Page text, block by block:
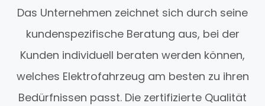
Das Unternehmen zeichnet sich durch seine
kundenspezifische Beratung aus, bei der
Kunden individuell beraten werden können,
welches Elektrofahrzeug am besten zu ihren
Bedürfnissen passt. Die zertifizierte Qualität